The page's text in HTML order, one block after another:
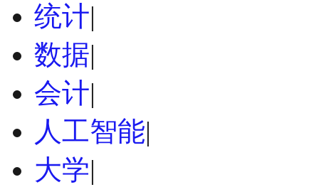
统计|
数据|
会计|
人工智能|
大学|